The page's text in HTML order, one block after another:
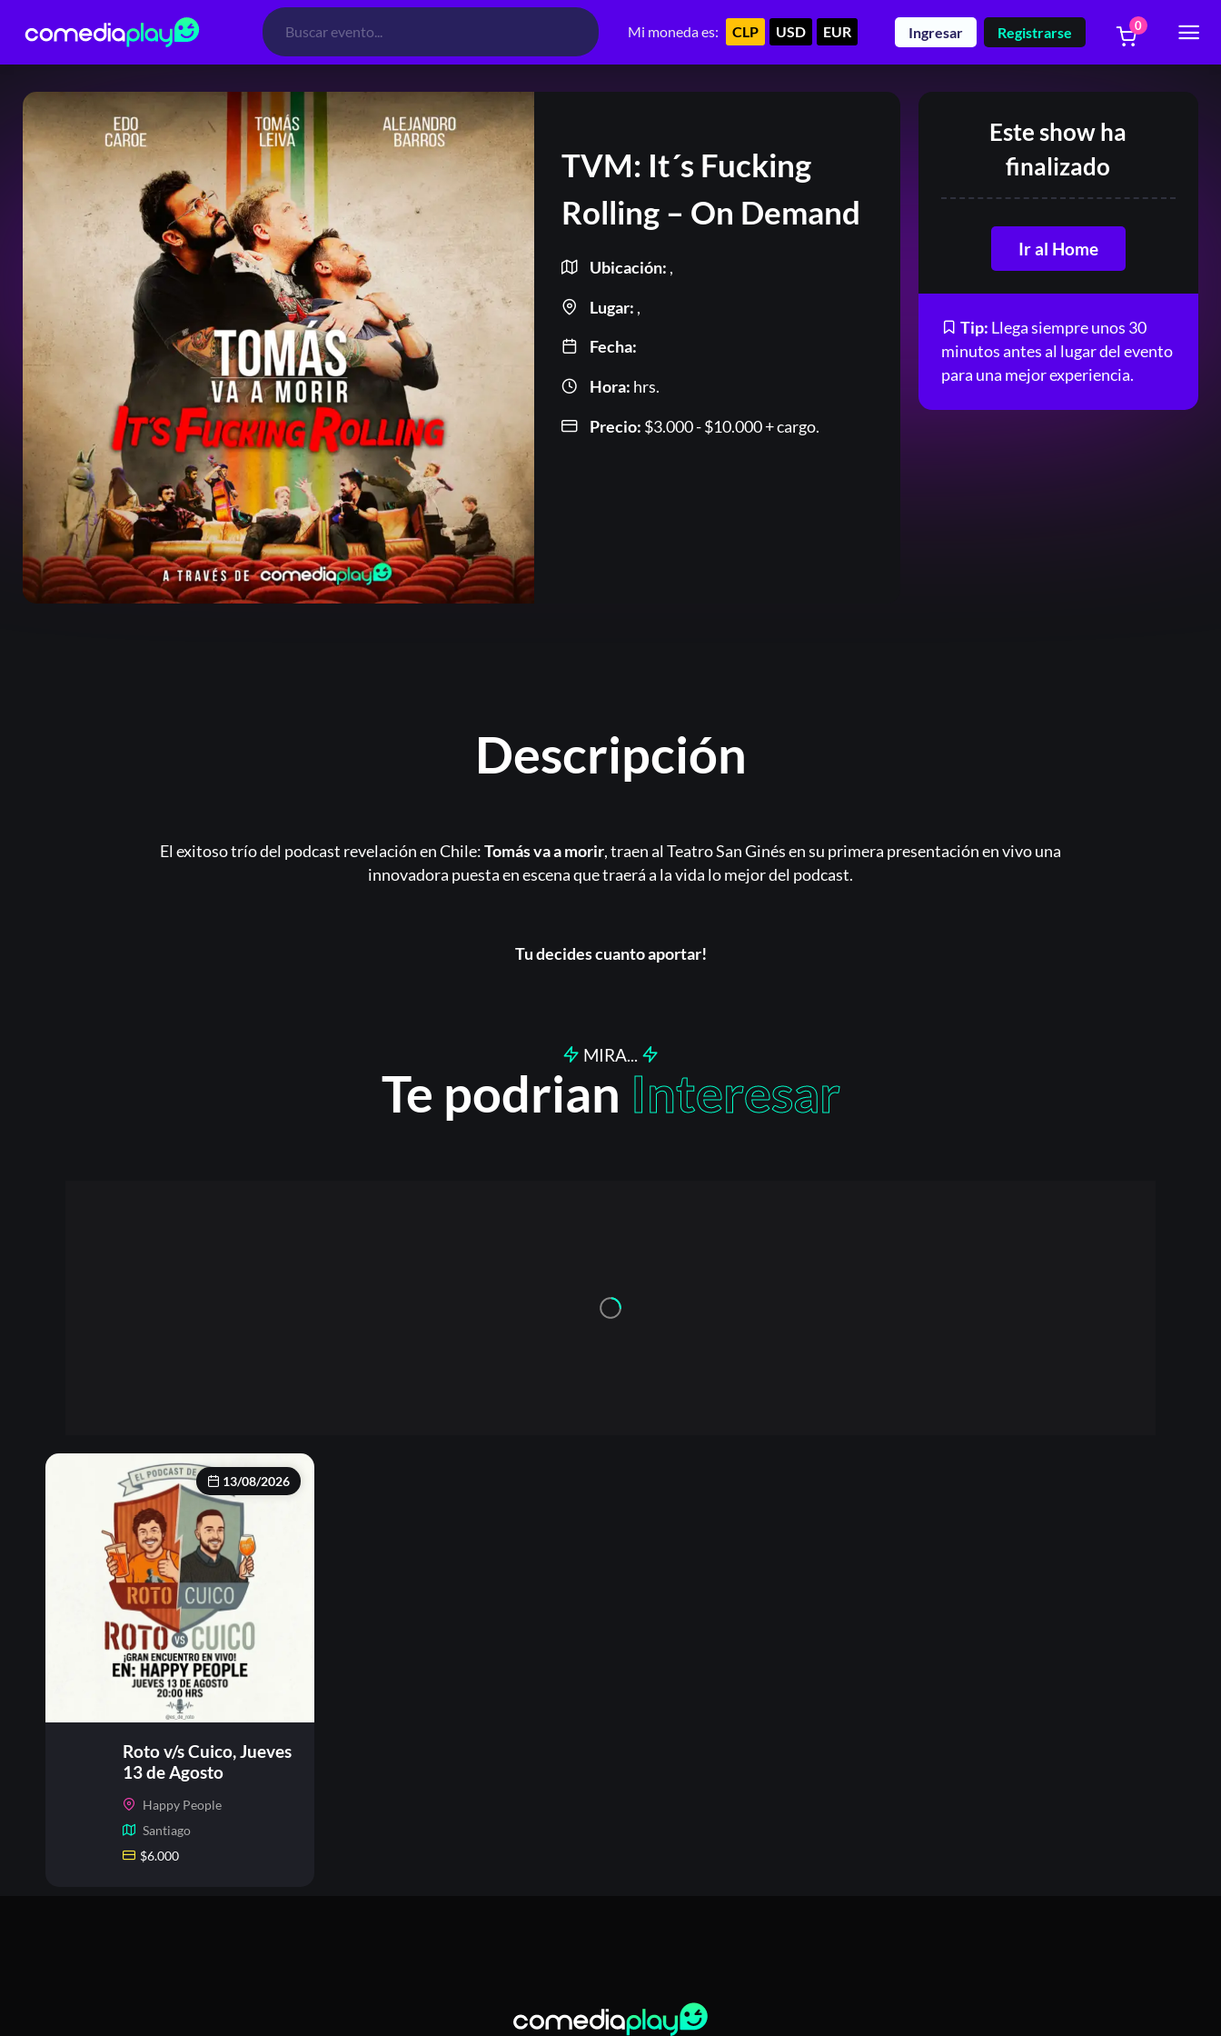
Búsqueda
de
productos
Mi moneda es: CLP USD EUR Ingresar Registrarse 0
TVM: It´s Fucking
Rolling – On Demand
Ubicación: ,
Lugar: ,
Fecha:
Hora: hrs.
Precio: $3.000-$10.000Rango
+ cargo.
Este show ha
finalizado
Ir al Home
Tip: Llega siempre unos 30
minutos antes al lugar del evento
para una mejor experiencia.
Descripción
El exitoso trío del podcast revelación en Chile:Tomás va a morir, traen al Teatro San Ginés en su primera presentación en vivo una
innovadora puesta en escena que traerá a la vida lo mejor del podcast.
Tu decides cuanto aportar!
MIRA...
Te podrian Interesar
13/08/2026
Roto v/s Cuico, Jueves
13 de Agosto
Happy People
Santiago
$6.000
Registrarse